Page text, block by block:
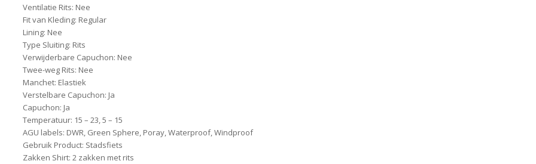
Ventilatie Rits: Nee
Fit van Kleding: Regular
Lining: Nee
Type Sluiting: Rits
Verwijderbare Capuchon: Nee
Twee-weg Rits: Nee
Manchet: Elastiek
Verstelbare Capuchon: Ja
Capuchon: Ja
Temperatuur: 15 – 23, 5 – 15
AGU labels: DWR, Green Sphere, Poray, Waterproof, Windproof
Gebruik Product: Stadsfiets
Zakken Shirt: 2 zakken met rits